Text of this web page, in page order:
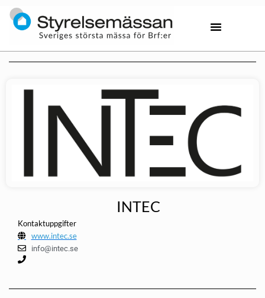
INTEC
Kontaktuppgifter
www.intec.se
info@intec.se